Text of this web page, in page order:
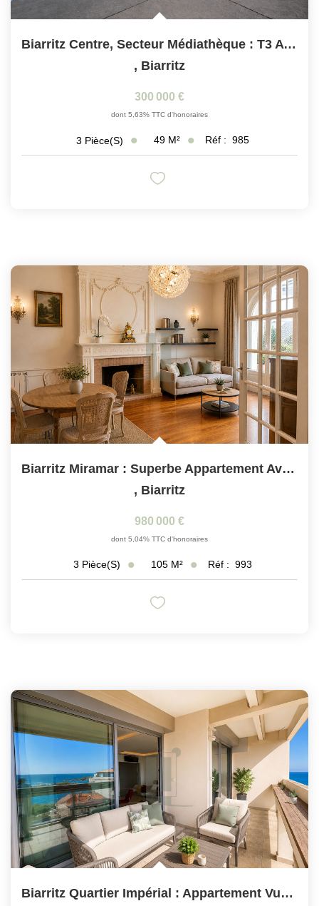
Biarritz Centre, Secteur Médiathèque : T3 Avec Cour...
, Biarritz
300 000 €
dont 5,63% TTC d'honoraires
3 Pièce(s) 49 M² Réf : 985
Biarritz Miramar : Superbe Appartement Avec Grande Terrasse
, Biarritz
980 000 €
dont 5,04% TTC d'honoraires
3 Pièce(s) 105 M² Réf : 993
Biarritz Quartier Impérial : Appartement Vue Mer Avec...